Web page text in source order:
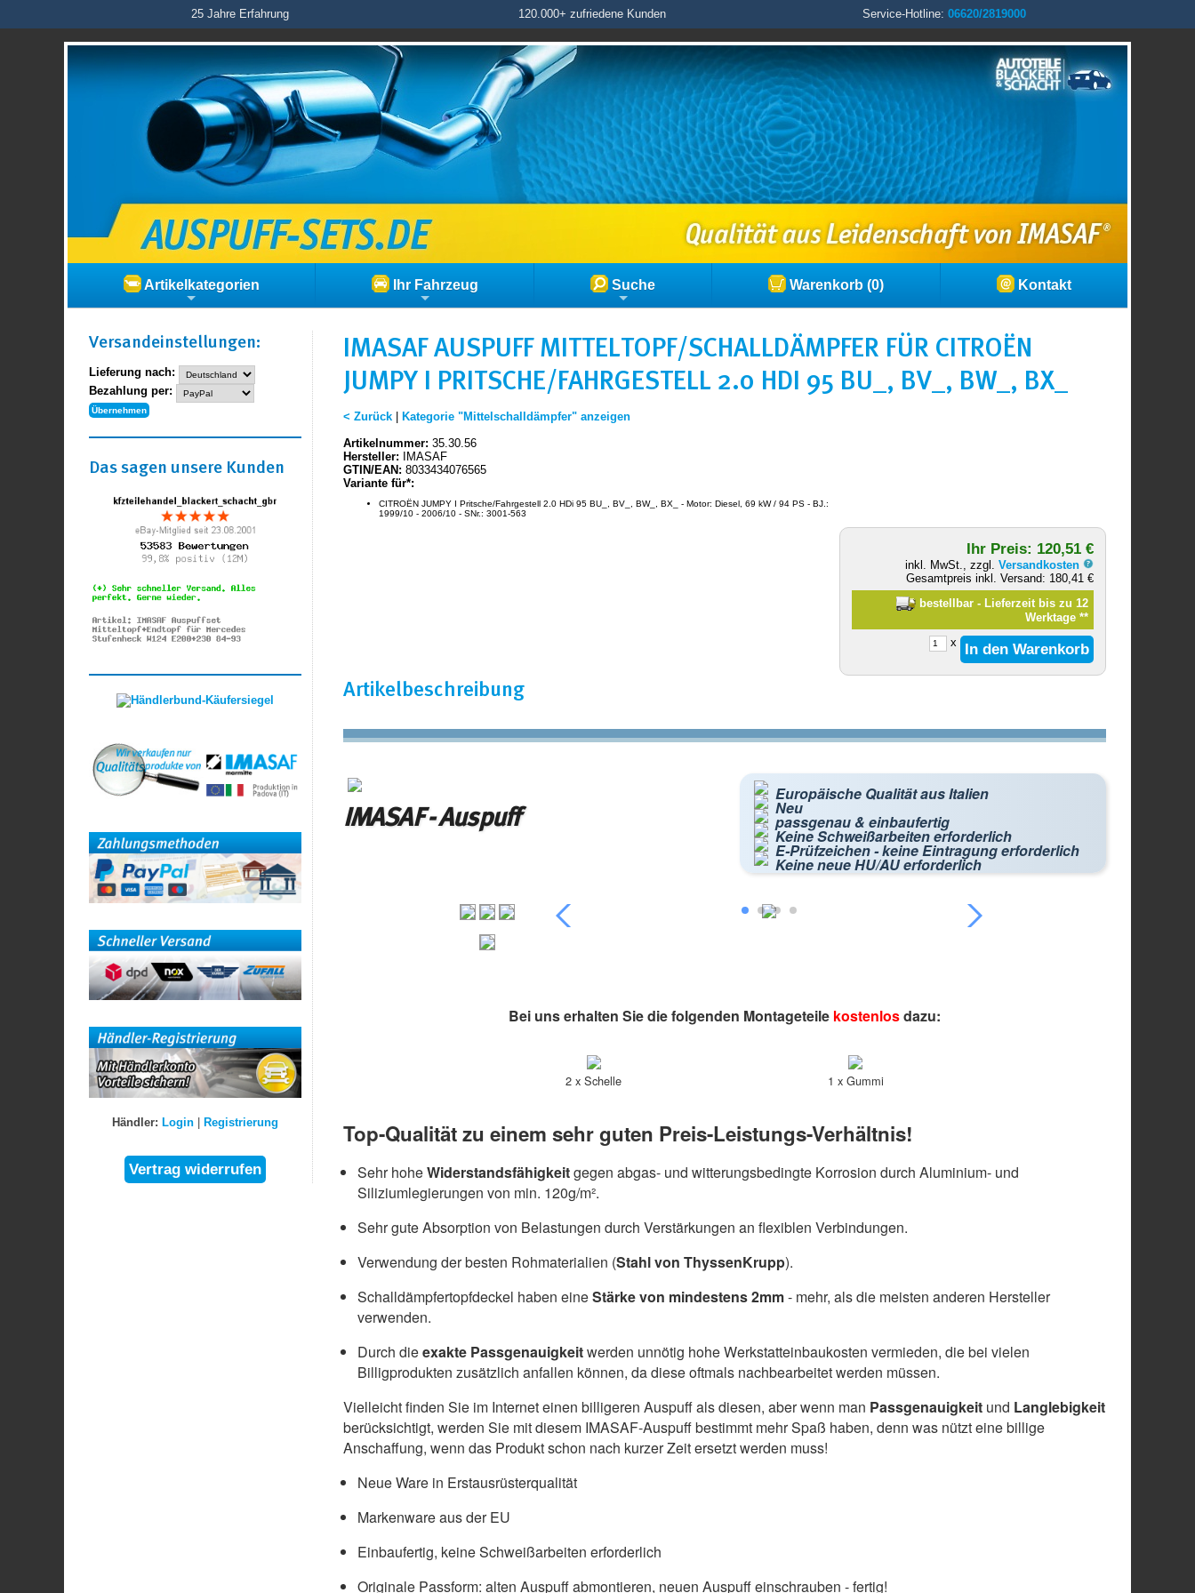
25 Jahre Erfahrung 120.000+ zufriedene Kunden Service-Hotline: 06620/2819000
Artikelkategorien Ihr Fahrzeug Suche Warenkorb (0) Kontakt
IMASAF AUSPUFF MITTELTOPF/SCHALLDÄMPFER FÜR CITROËN
JUMPY I PRITSCHE/FAHRGESTELL 2.0 HDI 95 BU_, BV_, BW_, BX_
< Zurück|
Kategorie "Mittelschalldämpfer" anzeigen
Artikelnummer: 35.30.56
Hersteller: IMASAF
GTIN/EAN: 8033434076565
Variante für*:
CITROËN JUMPY I Pritsche/Fahrgestell 2.0 HDi 95 BU_, BV_, BW_, BX_ - Motor: Diesel, 69 kW / 94 PS - BJ.:
1999/10 - 2006/10 - SNr.: 3001-563
Ihr Preis: 120,51 €
inkl. MwSt., zzgl.Versandkosten
Gesamtpreis inkl. Versand: 180,41 €
bestellbar - Lieferzeit bis zu 12
Werktage **
x
Artikelbeschreibung
IMASAF - Auspuff
Europäische Qualität aus Italien
Neu
passgenau & einbaufertig
Keine Schweißarbeiten erforderlich
E-Prüfzeichen - keine Eintragung erforderlich
Keine neue HU/AU erforderlich
Bei uns erhalten Sie die folgenden Montageteile kostenlosdazu:
2 x Schelle 1 x Gummi
Top-Qualität zu einem sehr guten Preis-Leistungs-Verhältnis!
Sehr hoheWiderstandsfähigkeitgegen abgas- und witterungsbedingte Korrosion durch Aluminium- und
Siliziumlegierungen von min. 120g/m².
Sehr gute Absorption von Belastungen durch Verstärkungen an flexiblen Verbindungen.
Verwendung der besten Rohmaterialien (Stahl von ThyssenKrupp).
Schalldämpfertopfdeckel haben eineStärke von mindestens 2mm- mehr, als die meisten anderen Hersteller
verwenden.
Durch dieexakte Passgenauigkeitwerden unnötig hohe Werkstatteinbaukosten vermieden, die bei vielen
Billigprodukten zusätzlich anfallen können, da diese oftmals nachbearbeitet werden müssen.
Vielleicht finden Sie im Internet einen billigeren Auspuff als diesen, aber wenn man Passgenauigkeit und Langlebigkeit
berücksichtigt, werden Sie mit diesem IMASAF-Auspuff bestimmt mehr Spaß haben, denn was nützt eine billige
Anschaffung, wenn das Produkt schon nach kurzer Zeit ersetzt werden muss!
Neue Ware in Erstausrüsterqualität
Markenware aus der EU
Einbaufertig, keine Schweißarbeiten erforderlich
Originale Passform: alten Auspuff abmontieren, neuen Auspuff einschrauben - fertig!
Versand­einstellungen:
Lieferung nach:
Bezahlung per:
Das sagen unsere Kunden
Händler: Login| Registrierung